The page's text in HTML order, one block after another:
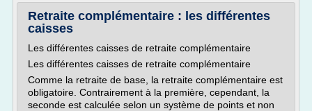
Retraite complémentaire : les différentes
caisses
Les différentes caisses de retraite complémentaire
Les différentes caisses de retraite complémentaire
Comme la retraite de base, la retraite complémentaire est
obligatoire. Contrairement à la première, cependant, la
seconde est calculée selon un système de points et non